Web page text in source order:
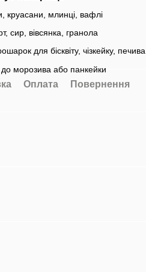
круасани, млинці, вафлі
сир, вівсянка, гранола
для бісквіту, чізкейку, печива
до морозива або панкейки
Оплата Повернення